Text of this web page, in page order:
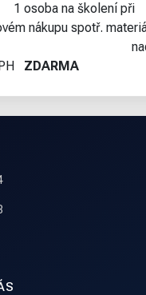
na školení při
nákupu spotř.
30
ZDARMA